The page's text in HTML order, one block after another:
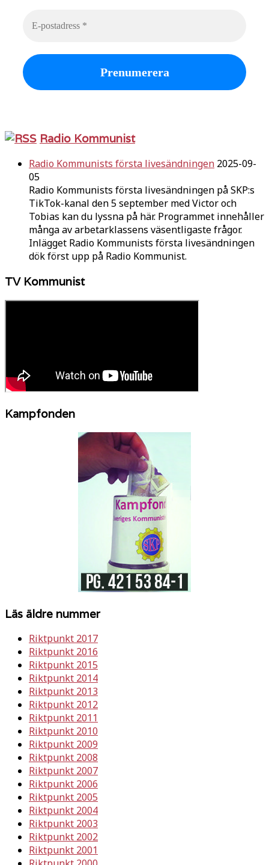
Radio Kommunist
Radio Kommunists första livesändningen 2025-09-
05
Radio Kommunists första livesändningen på SKP:s
TikTok-kanal den 5 september med Victor och
Tobias kan du lyssna på här. Programmet innehåller
många av arbetarklassens väsentligaste frågor.
Inlägget Radio Kommunists första livesändningen
dök först upp på Radio Kommunist.
TV Kommunist
Kampfonden
Läs äldre nummer
Riktpunkt 2017
Riktpunkt 2016
Riktpunkt 2015
Riktpunkt 2014
Riktpunkt 2013
Riktpunkt 2012
Riktpunkt 2011
Riktpunkt 2010
Riktpunkt 2009
Riktpunkt 2008
Riktpunkt 2007
Riktpunkt 2006
Riktpunkt 2005
Riktpunkt 2004
Riktpunkt 2003
Riktpunkt 2002
Riktpunkt 2001